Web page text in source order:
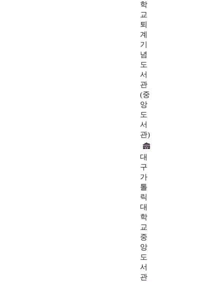
학
교
퇴
계
기
념
도
서
관
(중
앙
도
서
관)
대
구
가
톨
릭
대
학
교
중
앙
도
서
관